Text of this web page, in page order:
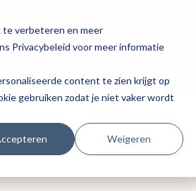
te verbeteren en meer
Privacybeleid voor meer informatie
content te zien krijgt op
gebruiken zodat je niet vaker wordt
Weigeren